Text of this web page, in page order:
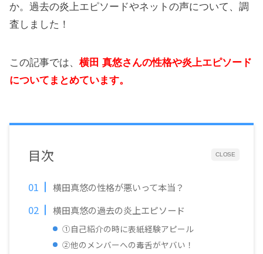
か。過去の炎上エピソードやネットの声について、調
査しました！
この記事では、横田 真悠さんの性格や炎上エピソード
についてまとめています。
CLOSE
目次
横田真悠の性格が悪いって本当？
横田真悠の過去の炎上エピソード
①自己紹介の時に表紙経験アピール
②他のメンバーへの毒舌がヤバい！